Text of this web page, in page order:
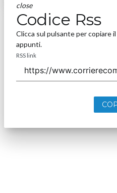
close
Codice Rss
Clicca sul pulsante per copiare il
appunti.
RSS link